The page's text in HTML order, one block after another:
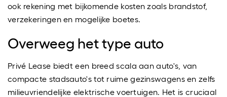
ook rekening met bijkomende kosten zoals brandstof,
verzekeringen en mogelijke boetes.
Overweeg het type auto
Privé Lease biedt een breed scala aan auto's, van
compacte stadsauto's tot ruime gezinswagens en zelfs
milieuvriendelijke elektrische voertuigen. Het is cruciaal